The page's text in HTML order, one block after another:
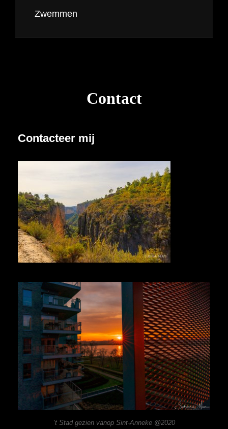
Zwemmen
Contact
Contacteer mij
’t Stad gezien vanop Sint-Anneke @2020